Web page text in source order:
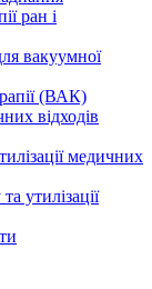
ран і
вакуумної
(ВАК)
відходів
медичних
утилізації